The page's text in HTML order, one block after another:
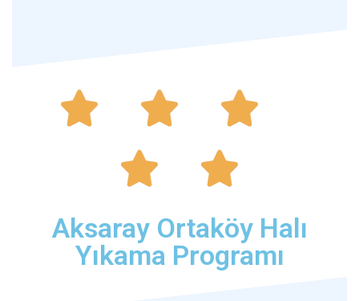
 



Aksaray Ortaköy Halı
Yıkama Programı